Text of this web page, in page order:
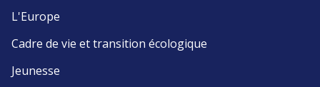
L'Europe
Cadre de vie et transition écologique
Jeunesse